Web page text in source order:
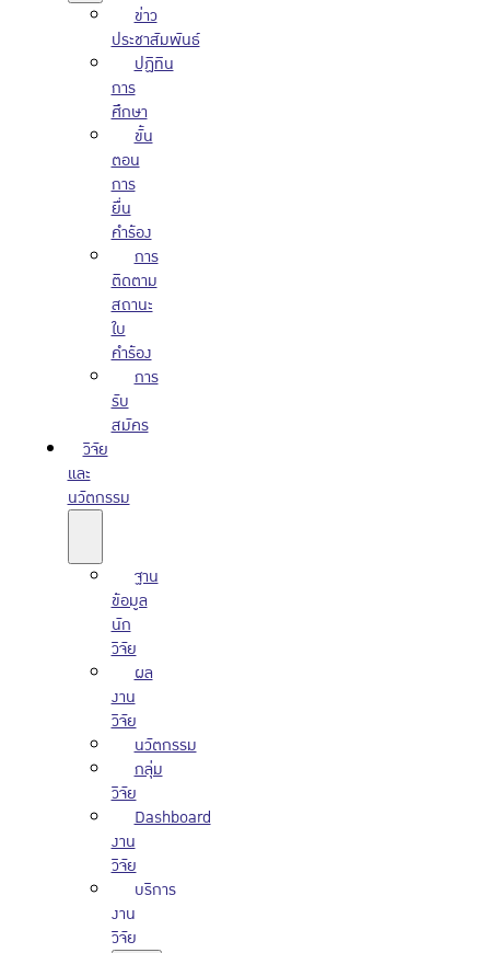
ข่าว
ประชาสัมพันธ์
ปฏิทิน
การ
ศึกษา
ขั้น
ตอน
การ
ยื่น
คำร้อง
การ
ติดตาม
สถานะ
ใบ
คำร้อง
การ
รับ
สมัคร
วิจัย
และ
นวัตกรรม
ฐาน
ข้อมูล
นัก
วิจัย
ผล
งาน
วิจัย
นวัตกรรม
กลุ่ม
วิจัย
Dashboard
งาน
วิจัย
บริการ
งาน
วิจัย